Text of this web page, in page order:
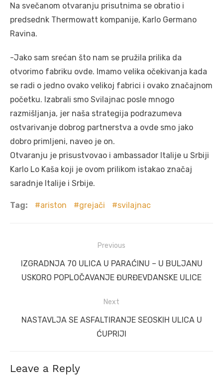
Na svečanom otvaranju prisutnima se obratio i
predsednk Thermowatt kompanije, Karlo Germano
Ravina.
-Jako sam srećan što nam se pružila prilika da
otvorimo fabriku ovde. Imamo velika očekivanja kada
se radi o jedno ovako velikoj fabrici i ovako značajnom
početku. Izabrali smo Svilajnac posle mnogo
razmišljanja, jer naša strategija podrazumeva
ostvarivanje dobrog partnerstva a ovde smo jako
dobro primljeni, naveo je on.
Otvaranju je prisustvovao i ambassador Italije u Srbiji
Karlo Lo Kaša koji je ovom prilikom istakao značaj
saradnje Italije i Srbije.
Tag: ariston grejači svilajnac
navigation
Previous
Previous
post:
IZGRADNJA 70 ULICA U PARAĆINU – U BULJANU
USKORO POPLOČAVANJE ĐURĐEVDANSKE ULICE
Next
Next
NASTAVLJA SE ASFALTIRANJE SEOSKIH ULICA U
ĆUPRIJI
Leave a Reply